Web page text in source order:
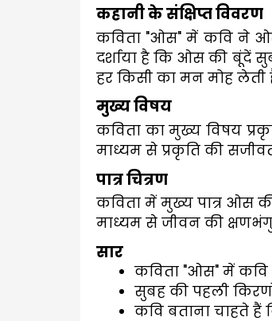
कहानी के संक्षिप्त विवरण
कविता "ओस" में कवि ने
दर्शाया है कि ओस की बूंदें
हर किसी का मन मोह लेती
मुख्य विषय
कविता का मुख्य विषय
माध्यम से प्रकृति की
पात्र चित्रण
कविता में मुख्य पात्र ओस
माध्यम से जीवन की
सार
कविता "ओस" में कवि
सुबह की पहली
कवि बताना चाहते हैं